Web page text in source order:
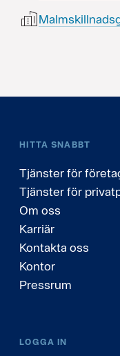
HITTA SNABBT
Tjänster för
Tjänster för
Om oss
Karriär
Kontakta oss
Kontor
Pressrum
LOGGA IN